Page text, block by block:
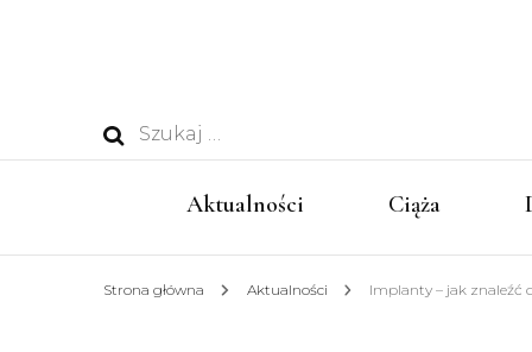
Szukaj:
Aktualności Ciąża
Strona główna Aktualności Implanty – jak znaleźć